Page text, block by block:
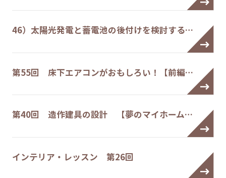
46）太陽光発電と蓄電池の後付けを検討する…
第55回 床下エアコンがおもしろい！【前編…
第40回 造作建具の設計 【夢のマイホーム…
インテリア・レッスン 第26回